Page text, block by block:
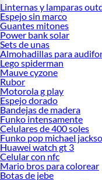
Linternas y lamparas
Espejo sin marco
Guantes mitones
Power bank solar
Sets de unas
Almohadillas para
Lego spiderman
Mauve cyzone
Rubor
Motorola g play
Espejo dorado
Bandejas de madera
Funko intensamente
Celulares de 400 soles
Funko pop michael
Huawei watch gt 3
Celular con nfc
Mario bros para colorear
Botas de jebe